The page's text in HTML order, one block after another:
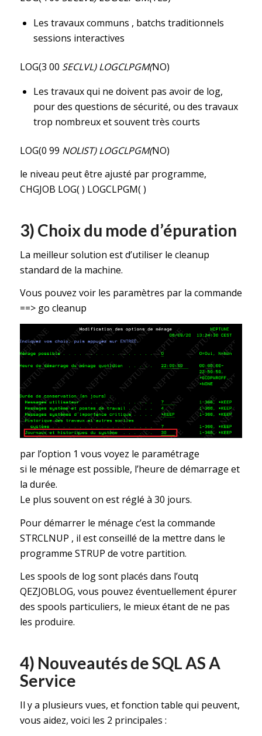
Les travaux communs , batchs traditionnels
sessions interactives
LOG(3 00 SECLVL) LOGCLPGM(NO)
Les travaux qui ne doivent pas avoir de log,
pour des questions de sécurité, ou des travaux
trop nombreux et souvent très courts
LOG(0 99 NOLIST) LOGCLPGM(NO)
le niveau peut être ajusté par programme,
CHGJOB LOG( ) LOGCLPGM( )
3) Choix du mode d’épuration
La meilleur solution est d’utiliser le cleanup
standard de la machine.
Vous pouvez voir les paramètres par la commande
==> go cleanup
par l’option 1 vous voyez le paramétrage
si le ménage est possible, l’heure de démarrage et
la durée.
Le plus souvent on est réglé à 30 jours.
Pour démarrer le ménage c’est la commande
STRCLNUP , il est conseillé de la mettre dans le
programme STRUP de votre partition.
Les spools de log sont placés dans l’outq
QEZJOBLOG, vous pouvez éventuellement épurer
des spools particuliers, le mieux étant de ne pas
les produire.
4) Nouveautés de SQL AS A
Service
Il y a plusieurs vues, et fonction table qui peuvent,
vous aidez, voici les 2 principales :